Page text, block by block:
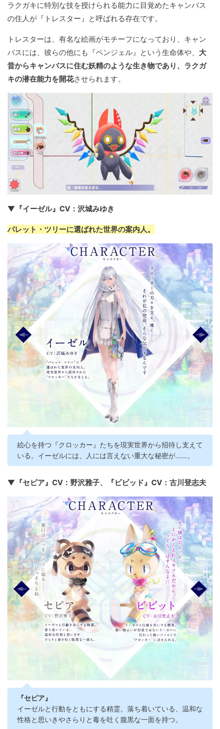
ラクガキに特別な技を授けられる能力に目覚めたキャンバス
の住人が『トレスター』と呼ばれる存在です。
トレスターは、有名な絵画がモチーフになっており、キャン
バスには、彼らの他にも『ペンジェル』という生命体や、 大
昔からキャンバスに住む妖精のような生き物であり、ラクガ
キの潜在能力を開花させられます。
▼『イーゼル』CV：沢城みゆき
パレット・ツリーに選ばれた世界の案内人。
絵心を持つ『クロッカー』たちを現実世界から招待し支えて
いる。イーゼルには、人には言えない重大な秘密が……。
▼『セピア』CV：野沢雅子、『ビビッド』CV：古川登志夫
『セピア』
イーゼルと行動をともにする精霊。落ち着いている、温和な
性格と思いきやさらりと毒を吐く腹黒な一面を持つ。